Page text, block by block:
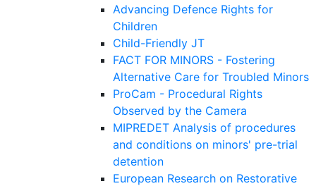
Advancing Defence Rights for
Children
Child-Friendly JT
FACT FOR MINORS - Fostering
Alternative Care for Troubled Minors
ProCam - Procedural Rights
Observed by the Camera
MIPREDET Analysis of procedures
and conditions on minors' pre-trial
detention
European Research on Restorative